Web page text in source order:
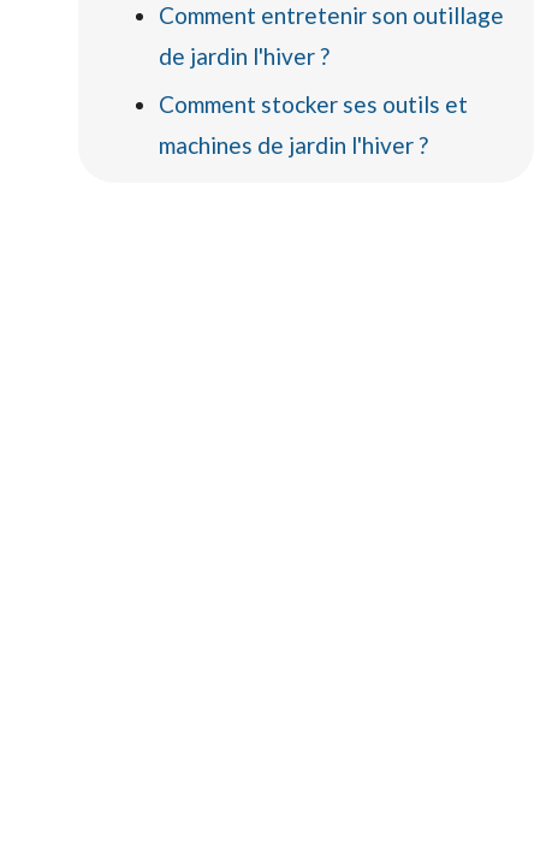
Comment entretenir son outillage
de jardin l'hiver ?
Comment stocker ses outils et
machines de jardin l'hiver ?